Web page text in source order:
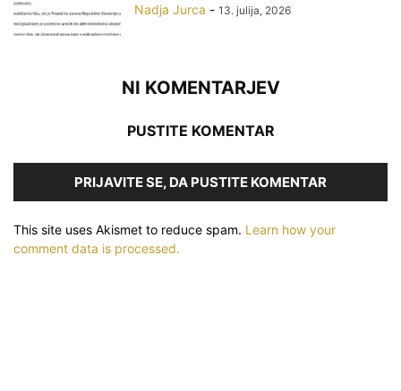
Nadja Jurca - 13. julija, 2026
NI KOMENTARJEV
PUSTITE KOMENTAR
PRIJAVITE SE, DA PUSTITE KOMENTAR
This site uses Akismet to reduce spam. Learn how your
comment data is processed.